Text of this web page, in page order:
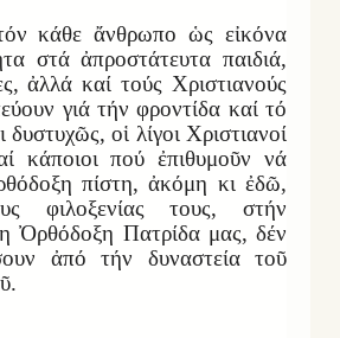
κάθε ἄνθρωπο ὡς εἰκόνα
στά ἀπροστάτευτα παιδιά,
ἀλλά καί τούς Χριστιανούς
γιά τήν φροντίδα καί τό
δυστυχῶς, οἱ λίγοι Χριστιανοί
κάποιοι πού ἐπιθυμοῦν νά
πίστη, ἀκόμη κι ἐδῶ,
φιλοξενίας τους, στήν
Ὀρθόδοξη Πατρίδα μας, δέν
ἀπό τήν δυναστεία τοῦ